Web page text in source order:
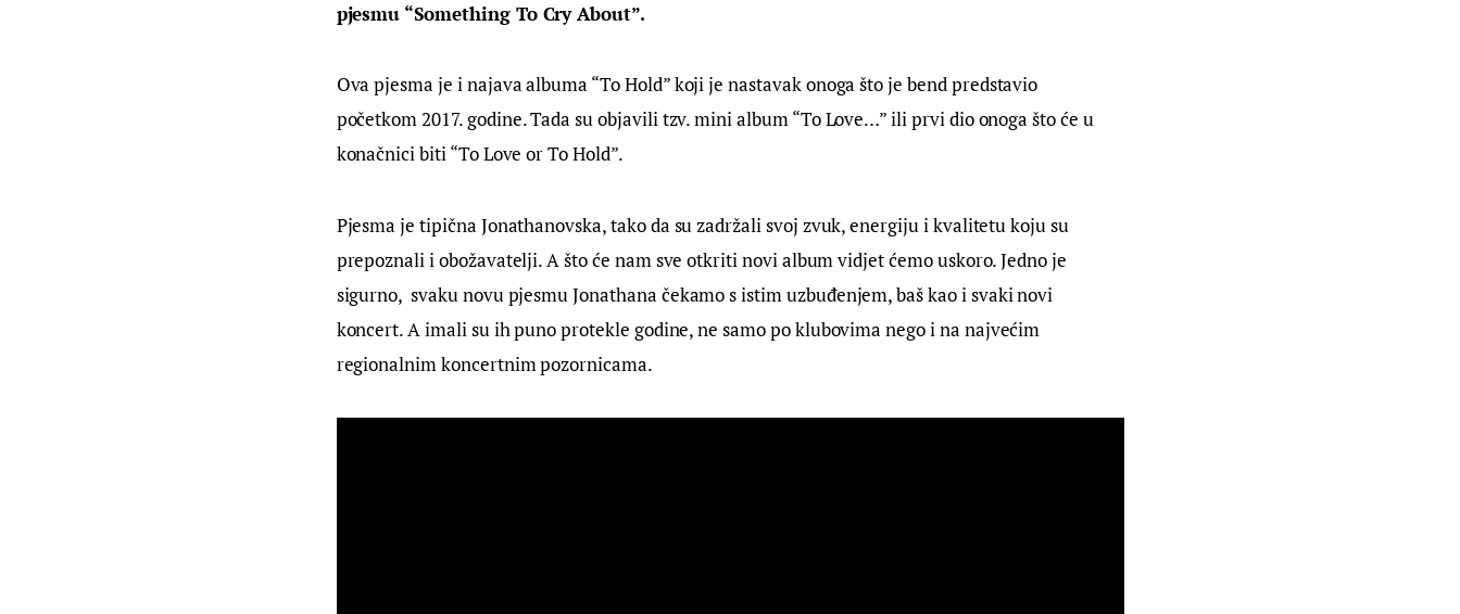
pjesmu “Something To Cry About”.
Ova pjesma je i najava albuma “To Hold” koji je nastavak onoga što je bend predstavio
početkom 2017. godine. Tada su objavili tzv. mini album “To Love…” ili prvi dio onoga što će u
konačnici biti “To Love or To Hold”.
Pjesma je tipična Jonathanovska, tako da su zadržali svoj zvuk, energiju i kvalitetu koju su
prepoznali i obožavatelji. A što će nam sve otkriti novi album vidjet ćemo uskoro. Jedno je
sigurno,  svaku novu pjesmu Jonathana čekamo s istim uzbuđenjem, baš kao i svaki novi
koncert. A imali su ih puno protekle godine, ne samo po klubovima nego i na najvećim
regionalnim koncertnim pozornicama.